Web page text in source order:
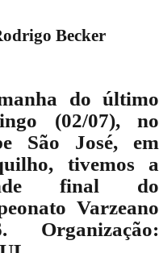
Becker
do último
(02/07), no
São José, em
tivemos a
final do
Varzeano
Organização: